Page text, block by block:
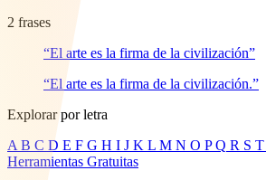
2 frases
“El arte es la firma de la civilización”
“El arte es la firma de la civilización.”
Explorar por letra
A B C D E F G H I J K L M N O P Q R S T
Herramientas Gratuitas